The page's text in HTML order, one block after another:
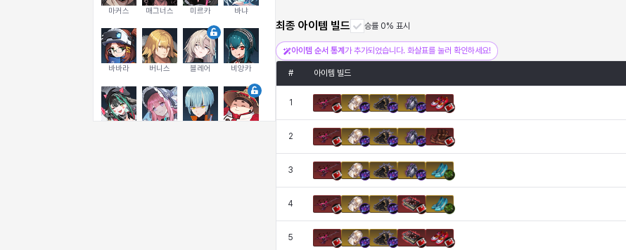
마커스 매그너스 미르카 바냐
바바라 버니스 블레어 비앙카
최종 아이템 빌드 승률 0% 표시
아이템 순서 통계 가 추가되었습니다. 화살표를 눌러 확인하세요!
# 아이템 빌드
1
2
3
4
5